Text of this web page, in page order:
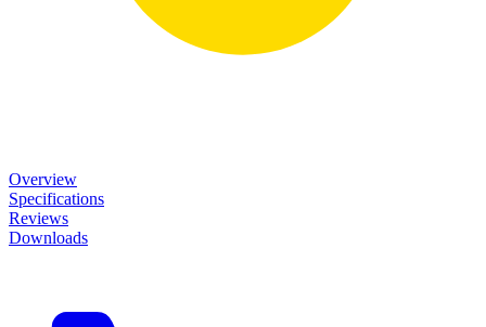
Overview
Specifications
Reviews
Downloads